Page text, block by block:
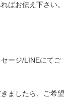
ばお伝え下さい。
ージ/LINEにてご
ましたら、ご希望